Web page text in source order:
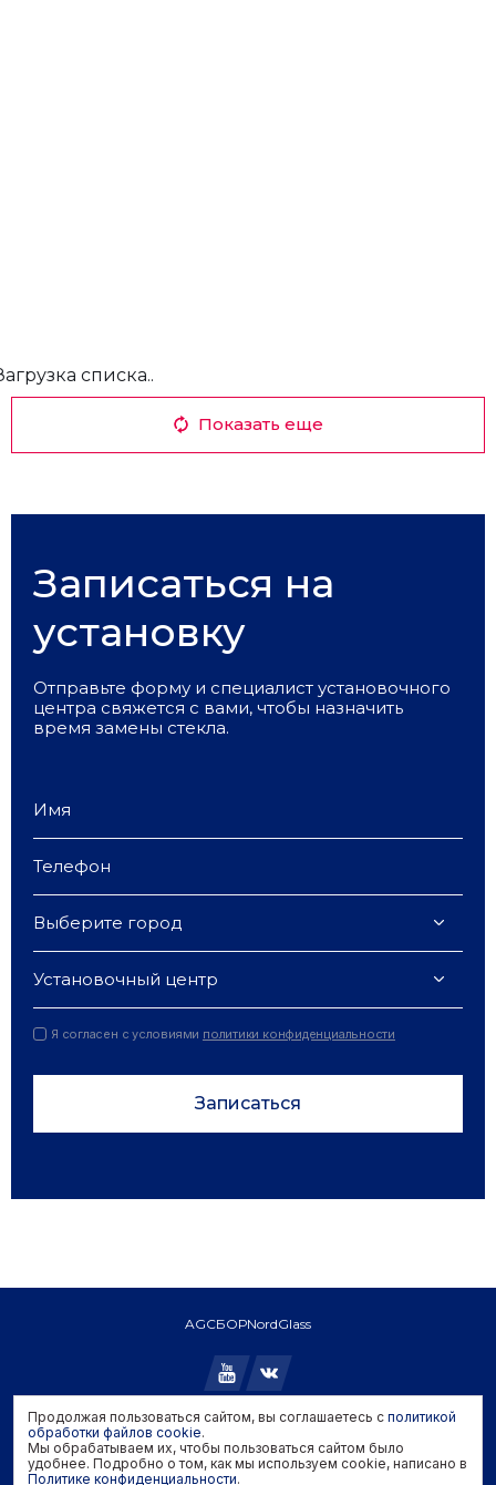
списка..
Показать еще
Записаться на
установку
Отправьте форму и специалист установочного
центра свяжется с вами, чтобы назначить
время замены стекла.
Выберите город
Установочный центр
Я согласен с условиями политики конфиденциальности
Записаться
AGCБОРNordGlass
Copyright © 2026 AGC. All rights reserved.
Политика конфиденциальности
Политика обработки файлов cookie
Продолжая пользоваться сайтом, вы соглашаетесь с политикой
обработки файлов cookie.
Мы обрабатываем их, чтобы пользоваться сайтом было
удобнее. Подробно о том, как мы используем cookie, написано в
Политике конфиденциальности.